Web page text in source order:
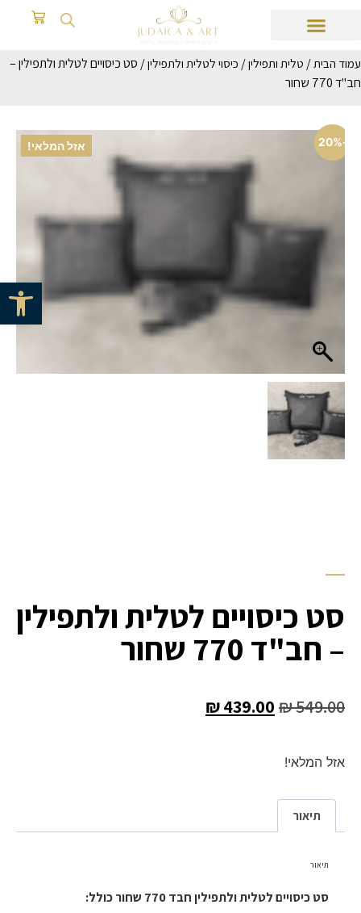
פתח
עמוד הבית/ טלית ותפילין/ כיסוי לטלית ולתפילין/ סט כיסויים לטלית ולתפילין –
חב"ד 770 שחור
אזל המלאי! -20%
סט כיסויים לטלית ולתפילין
– חב"ד 770 שחור
₪549.00
₪439.00
אזל המלאי!
תיאור
תיאור
סט כיסויים לטלית ולתפילין חבד 770 שחור כולל: